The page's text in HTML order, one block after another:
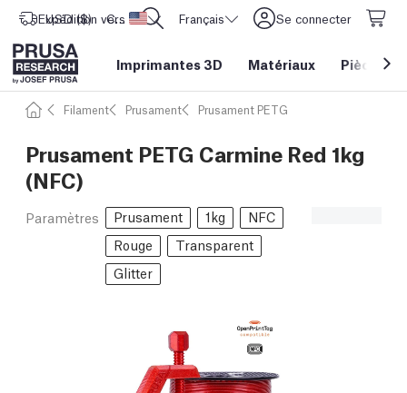
Expédition vers Etats-Unis d'Amérique
USD ($) CORE One L: Maintenant en stock ! Français Se connecter
Imprimantes 3D Matériaux Pièces&
Filament Prusament Prusament PETG
Prusament PETG Carmine Red 1kg
(NFC)
Paramètres Prusament 1kg
NFC
Rouge
Transparent
Glitter